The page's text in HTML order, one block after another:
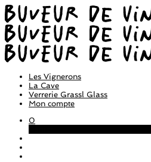
Les Vignerons
La Cave
Verrerie Grassl Glass
Mon compte
0